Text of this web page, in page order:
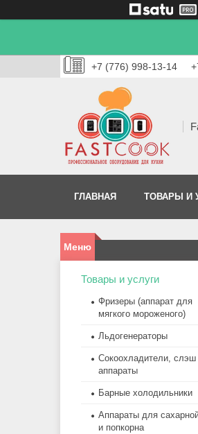
+7 (776) 998-13-14
ГЛАВНАЯ ТОВАРЫ И
Товары и услуги
Фризеры (аппарат для
мягкого мороженого)
Льдогенераторы
Сокоохладители, слэш
аппараты
Барные холодильники
Аппараты для
и попкорна